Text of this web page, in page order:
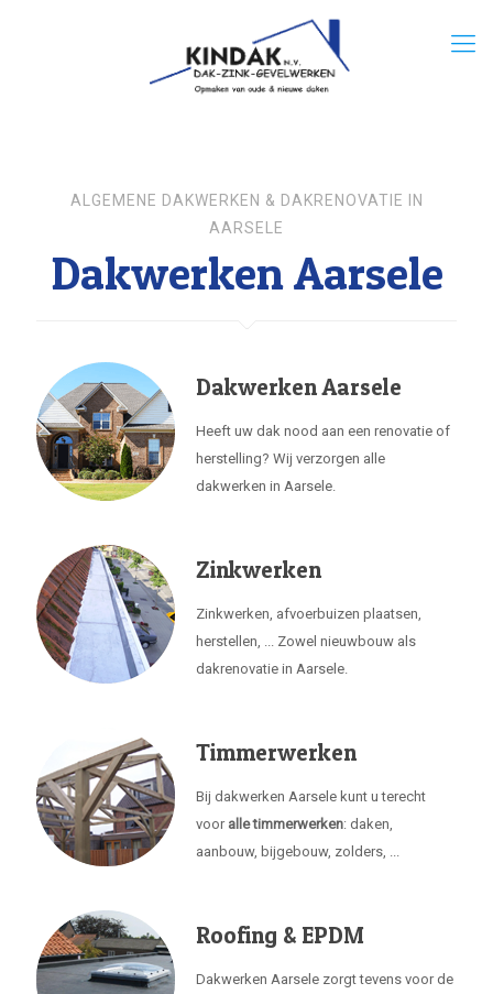
ALGEMENE DAKWERKEN & DAKRENOVATIE IN
AARSELE
Dakwerken Aarsele
Dakwerken Aarsele
Heeft uw dak nood aan een renovatie of
herstelling? Wij verzorgen alle
dakwerken in Aarsele.
Zinkwerken
Zinkwerken, afvoerbuizen plaatsen,
herstellen, ... Zowel nieuwbouw als
dakrenovatie in Aarsele.
Timmerwerken
Bij dakwerken Aarsele kunt u terecht
voor alle timmerwerken: daken,
aanbouw, bijgebouw, zolders, ...
Roofing & EPDM
Dakwerken Aarsele zorgt tevens voor de